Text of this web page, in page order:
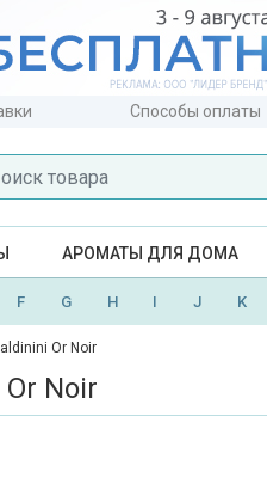
Способы оплаты
АРОМАТЫ ДЛЯ ДОМА
F G H I J K
Or Noir
Noir